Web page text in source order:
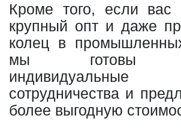
Кроме того, если вас
крупный опт и даже
колец в
мы готовы
индивидуальные
сотрудничества и
более выгодную